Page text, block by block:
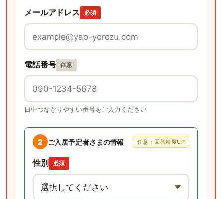
メールアドレス 必須
電話番号 任意
日中つながりやすい番号をご入力ください
2 ご入居予定者さまの情報 任意・回答精度UP
性別 必須